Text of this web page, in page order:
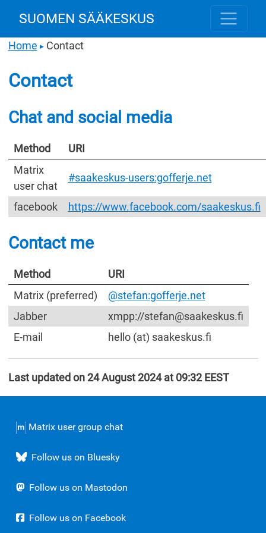
SUOMEN SÄÄKESKUS
Home ▶Contact
Contact
Chat and social media
Method
URI
Matrix
user chat
#saakeskus-users:gofferje.net
facebook https://www.facebook.com/saakeskus.fi
Contact me
Method
URI
Matrix (preferred)
@stefan:gofferje.net
Jabber
xmpp://stefan@saakeskus.fi
E-mail
hello (at) saakeskus.fi
Last updated on 24 August 2024 at 09:32 EEST
Matrix user group chat
Follow us on Bluesky
Follow us on Mastodon
Follow us on Facebook